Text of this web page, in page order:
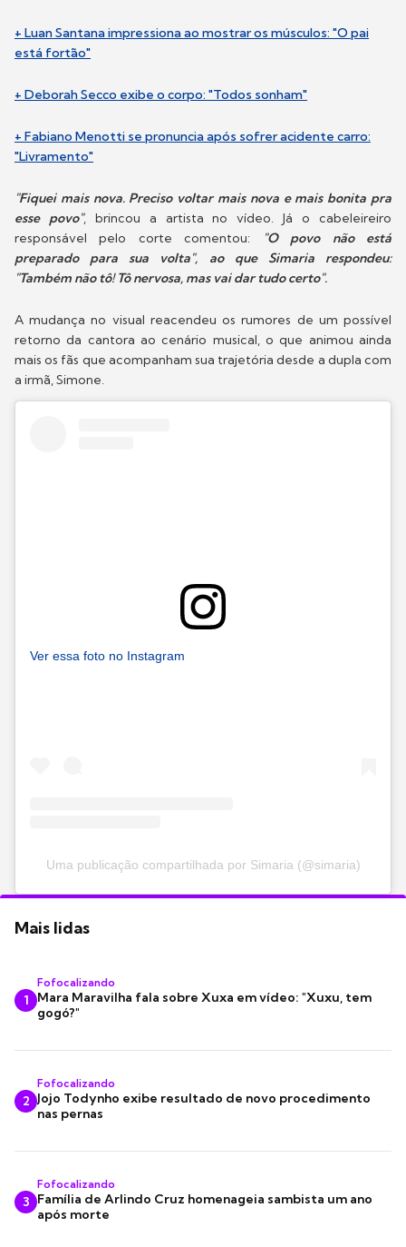
+ Luan Santana impressiona ao mostrar os músculos: "O pai
está fortão"
+ Deborah Secco exibe o corpo: "Todos sonham"
+ Fabiano Menotti se pronuncia após sofrer acidente carro:
"Livramento"
"Fiquei mais nova. Preciso voltar mais nova e mais bonita pra
esse povo", brincou a artista no vídeo. Já o cabeleireiro
responsável pelo corte comentou:
"O povo não está
preparado para sua volta", ao que Simaria respondeu:
"Também não tô! Tô nervosa, mas vai dar tudo certo".
A mudança no visual reacendeu os rumores de um possível
retorno da cantora ao cenário musical, o que animou ainda
mais os fãs que acompanham sua trajetória desde a dupla com
a irmã, Simone.
Ver essa foto no Instagram
Uma publicação compartilhada por Simaria (@simaria)
Mais lidas
1
Fofocalizando
Mara Maravilha fala sobre Xuxa em vídeo: "Xuxu, tem
gogó?"
2
Fofocalizando
Jojo Todynho exibe resultado de novo procedimento
nas pernas
3
Fofocalizando
Família de Arlindo Cruz homenageia sambista um ano
após morte